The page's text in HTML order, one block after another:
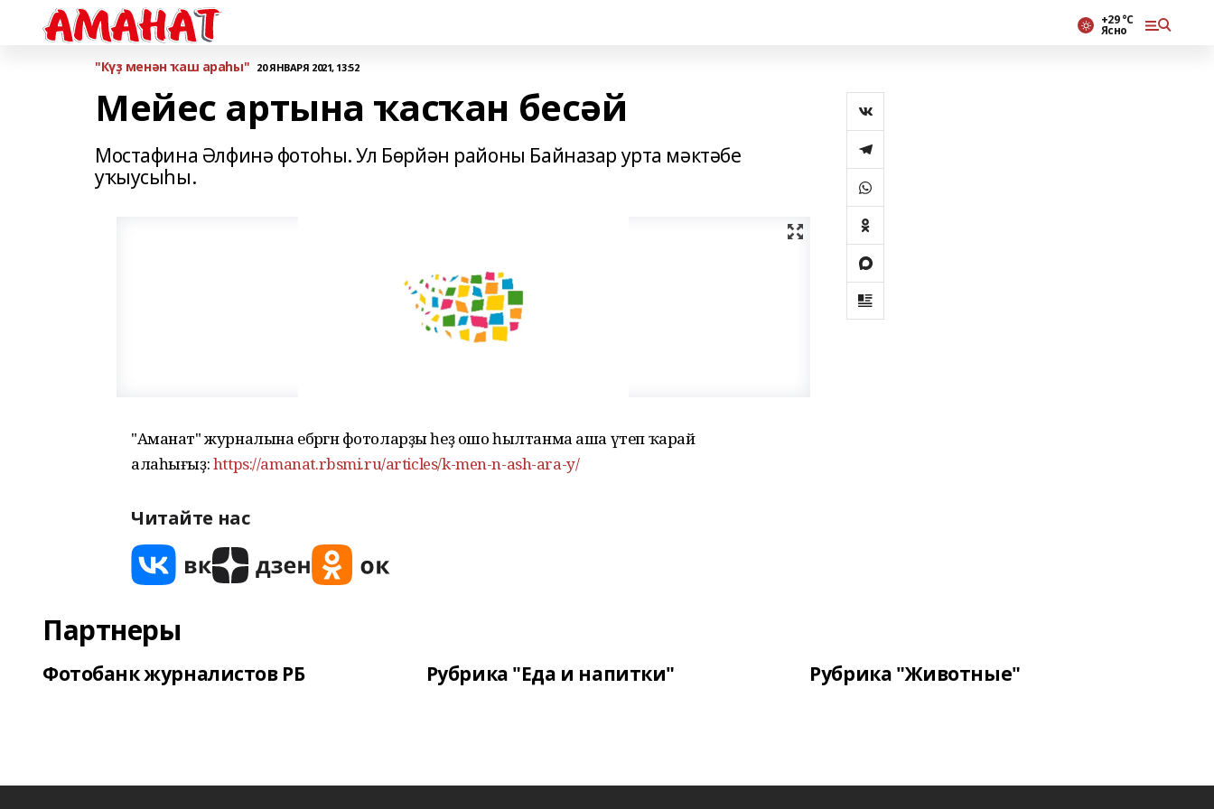
+29 °С
Ясно
"Күҙ менән ҡаш араһы" 20 ЯНВАРЯ 2021, 13:52
Мейес артына ҡасҡан бесәй
Мостафина Әлфинә фотоһы. Ул Бөрйән районы Байназар урта мәктәбе
уҡыусыһы.
"Аманат" журналына ебәргән фотоларҙы һеҙ ошо һылтанма аша үтеп ҡарай
алаһығыҙ:https://amanat.rbsmi.ru/articles/k-men-n-ash-ara-y/
Читайте нас
Партнеры
Фотобанк журналистов РБ Рубрика "Еда и напитки" Рубрика "Животные"